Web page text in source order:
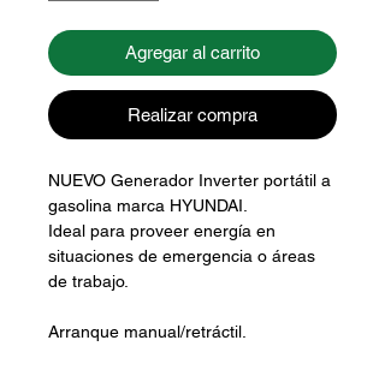
Agregar al carrito
Realizar compra
NUEVO Generador Inverter portátil a
gasolina marca HYUNDAI.
Ideal para proveer energía en
situaciones de emergencia o áreas
de trabajo.
Arranque manual/retráctil.